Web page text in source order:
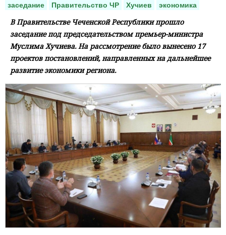
заседание Правительство ЧР Хучиев экономика
В Правительстве Чеченской Республики прошло
заседание под председательством премьер-министра
Муслима Хучиева. На рассмотрение было вынесено 17
проектов постановлений, направленных на дальнейшее
развитие экономики региона.